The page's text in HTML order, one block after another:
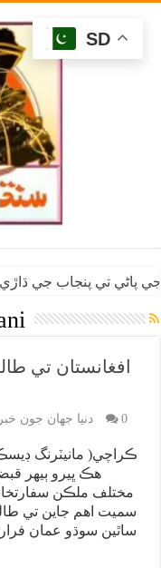
پاڻي تي پنجاب جي ڌاڙي
افغانستان تي
دنيا جهان جون 0
ڪراچي( مانيٽرنگ
هڪ ڀيرو ٻيهر
مختلف ملڪن
سميت اهم جاين تي
ساٿين سوڌو عمان
SD